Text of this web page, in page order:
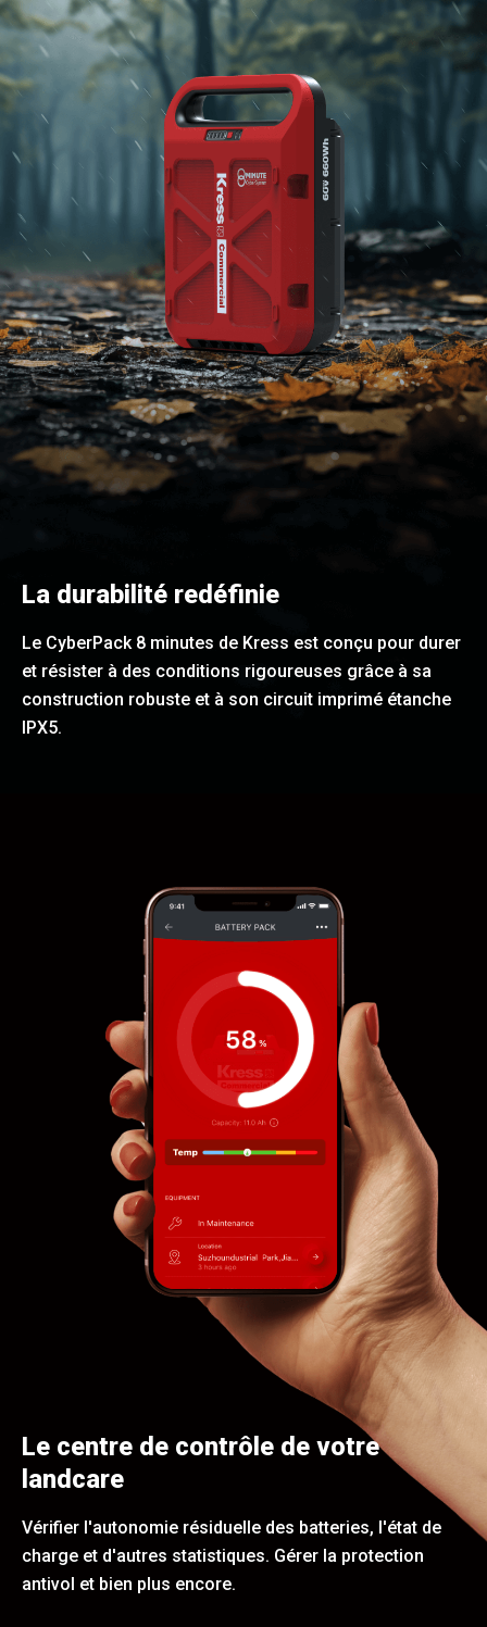
La durabilité redéfinie
Le CyberPack 8 minutes de Kress est conçu pour durer
et résister à des conditions rigoureuses grâce à sa
construction robuste et à son circuit imprimé étanche
IPX5.
Le centre de contrôle de votre
landcare
Vérifier l'autonomie résiduelle des batteries, l'état de
charge et d'autres statistiques. Gérer la protection
antivol et bien plus encore.